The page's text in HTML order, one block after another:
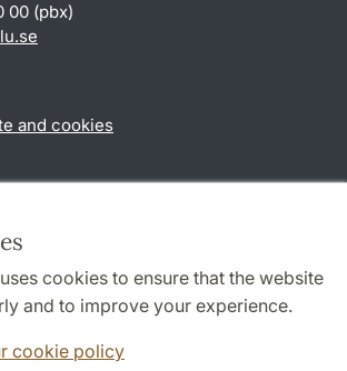
cookies to ensure that the website
and to improve your experience.
cookie policy
00 (pbx)
and cookies
media